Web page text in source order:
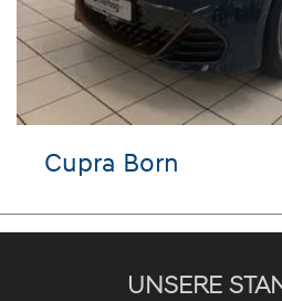
Born
UNSERE